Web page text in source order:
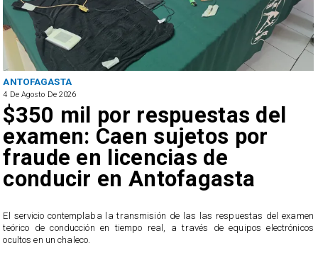
ANTOFAGASTA
4 De Agosto De 2026
$350 mil por respuestas del
examen: Caen sujetos por
fraude en licencias de
conducir en Antofagasta
El servicio contemplaba la transmisión de las las respuestas del examen
teórico de conducción en tiempo real, a través de equipos electrónicos
ocultos en un chaleco.